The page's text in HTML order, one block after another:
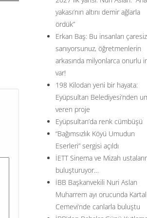
yakası’nın altını demir ağlarla
ördük”
Erkan Baş: Bu insanları çaresiz
sanıyorsunuz, öğretmenlerin
arkasında milyonlarca onurlu
var!
198 Kilodan yeni bir hayata:
Eyüpsultan Belediyesi’nden
veren proje
Eyüpsultan’da renk cümbüşü
“Bağımsızlık Köyü Umudun
Eserleri” sergisi açıldı
İETT Sinema ve Mizah
buluşturuyor…
İBB Başkanvekili Nuri Aslan
Muharrem ayı orucunda Kartal
Cemevi’nde canlarla buluştu